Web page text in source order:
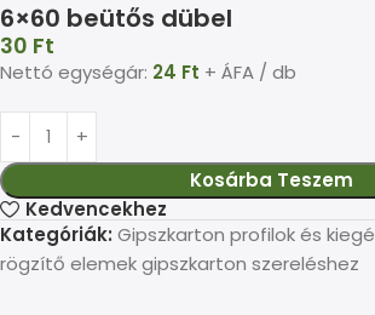
6×60 beütős dübel
30 Ft
Nettó egységár: 24 Ft + ÁFA / db
Kosárba Teszem
Kedvencekhez
Kategóriák: Gipszkarton profilok és
rögzítő elemek gipszkarton szereléshez